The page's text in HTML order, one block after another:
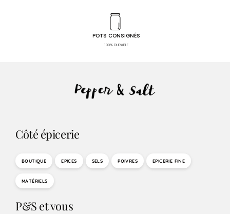
POTS CONSIGNÉS
100% DURABLE
Côté épicerie
BOUTIQUE EPICES SELS POIVRES EPICERIE FINE
MATÉRIELS
P&S et vous